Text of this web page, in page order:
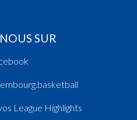
SUR
League Highlights